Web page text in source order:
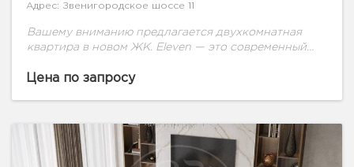
Адрес: Звенигородское шоссе 11
Вашему вниманию предлагается двухкомнатная
квартира в новом ЖК. Eleven — это современный
создать для жителей атмосферу непревзойденной
Цена по запросу